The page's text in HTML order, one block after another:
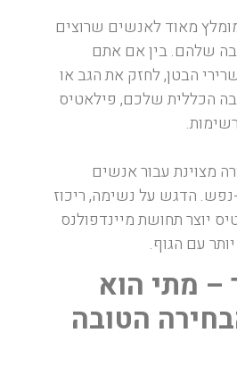
מאוד לאנשים שרוצים
שלהם. בין אם אתם
הבטן, לחזק את הגב או
הכללית שלכם, פילאטיס
מצוינת עבור אנשים
נפש. הדגש על נשימה, ריכוז
יוצר תחושת מיינדפולנס
עם הגוף.
– מתי הוא
הטובה